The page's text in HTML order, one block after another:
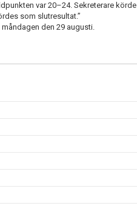
var 20–24. Sekreterare körde
som slutresultat.”
den 29 augusti.